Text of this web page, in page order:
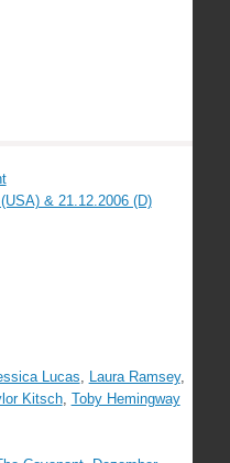
& 21.12.2006 (D)
Lucas, Laura Ramsey,
Kitsch, Toby Hemingway